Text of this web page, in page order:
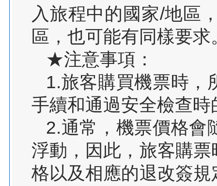
入旅程中的國家/地區
區，也可能有同樣要求
★注意事項：
1.旅客購買機票時，
手續和通過安全檢查時
2.通常，機票價格會
浮動，因此，旅客購
格以及相應的退改簽